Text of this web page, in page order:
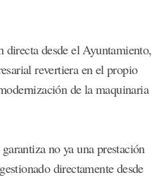
directa desde el Ayuntamiento,
revertiera en el propio
de la maquinaria
no ya una prestación
directamente desde